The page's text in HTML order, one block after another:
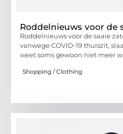
Roddelnieuws voor de
Roddelnieuws voor de saaie
vanwege COVID-19 thuiszit,
weet soms gewoon niet meer
Shopping / Clothing